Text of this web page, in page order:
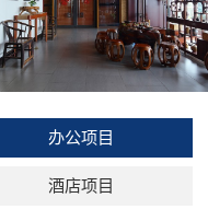
办公项目
酒店项目